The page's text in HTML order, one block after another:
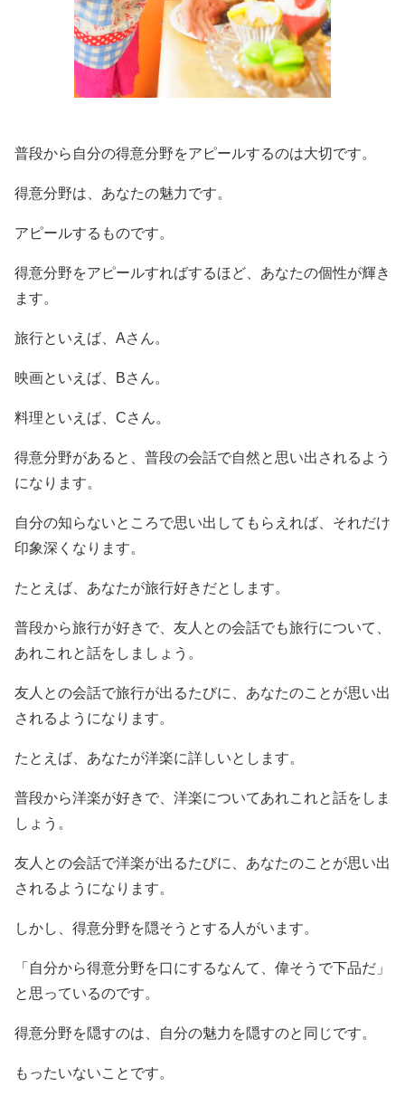
普段から自分の得意分野をアピールするのは大切です。
得意分野は、あなたの魅力です。
アピールするものです。
得意分野をアピールすればするほど、あなたの個性が輝き
ます。
旅行といえば、Aさん。
映画といえば、Bさん。
料理といえば、Cさん。
得意分野があると、普段の会話で自然と思い出されるよう
になります。
自分の知らないところで思い出してもらえれば、それだけ
印象深くなります。
たとえば、あなたが旅行好きだとします。
普段から旅行が好きで、友人との会話でも旅行について、
あれこれと話をしましょう。
友人との会話で旅行が出るたびに、あなたのことが思い出
されるようになります。
たとえば、あなたが洋楽に詳しいとします。
普段から洋楽が好きで、洋楽についてあれこれと話をしま
しょう。
友人との会話で洋楽が出るたびに、あなたのことが思い出
されるようになります。
しかし、得意分野を隠そうとする人がいます。
「自分から得意分野を口にするなんて、偉そうで下品だ」
と思っているのです。
得意分野を隠すのは、自分の魅力を隠すのと同じです。
もったいないことです。